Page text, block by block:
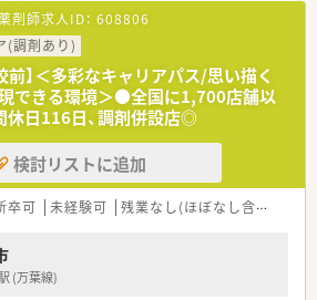
】
品卸の元支店長が創業しており、医薬品の流
強みを持っています。
を中心に店舗展開を行っており、地域に根差
な薬局運営が特徴です。
ドクターとは創業時からの深い繋がりがあ
係性を保っています。
剤師求人ID： 608806
(調剤あり)
前】＜多彩なキャリアパス/思い描く
できる環境＞●全国に1,700店舗以
休日116日、調剤併設店◎
検討リストに追加
卒可 未経験可 残業なし(ほぼなし含む)
(万葉線)